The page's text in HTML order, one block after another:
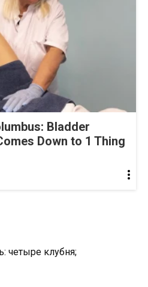
Bladder
Down to 1 Thing
четыре клубня;